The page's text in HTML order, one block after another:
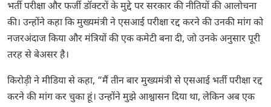
भर्ती परीक्षा और फर्जी डॉक्टरों के मुद्दे पर सरकार की नीतियों की आलोचना
की। उन्होंने कहा कि मुख्यमंत्री ने एसआई परीक्षा रद्द करने की उनकी मांग को
नजरअंदाज किया और मंत्रियों की एक कमेटी बना दी, जो उनके अनुसार पूरी
तरह से बेअसर है।
किरोड़ी ने मीडिया से कहा, “मैं तीन बार मुख्यमंत्री से एसआई भर्ती परीक्षा रद्द
करने की मांग कर चुका हूं। उन्होंने मुझे आश्वासन दिया था, लेकिन अब एक